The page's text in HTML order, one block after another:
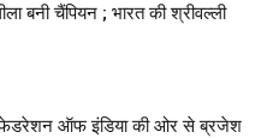
बनी चैंपियन ; भारत की श्रीवल्ली
फेडरेशन ऑफ इंडिया की ओर से ब्रजेश